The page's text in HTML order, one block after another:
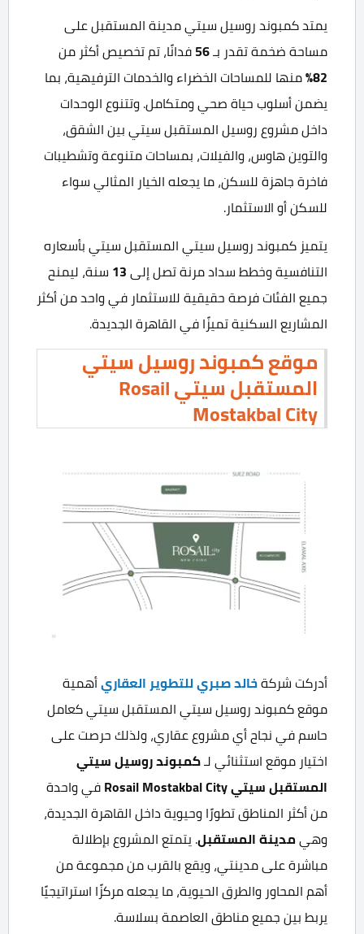
يمتد كمبوند روسيل سيتي مدينة المستقبل على
مساحة ضخمة تقدر بـ56فدانًا، تم تخصيص أكثر من
82% منها للمساحات الخضراء والخدمات الترفيهية، بما
يضمن أسلوب حياة صحي ومتكامل. وتتنوع الوحدات
داخل مشروع روسيل المستقبل سيتي بين الشقق،
والتوين هاوس، والفيلات، بمساحات متنوعة وتشطيبات
فاخرة جاهزة للسكن، ما يجعله الخيار المثالي سواء
للسكن أو الاستثمار.
يتميز كمبوند روسيل سيتي المستقبل سيتي بأسعاره
التنافسية وخطط سداد مرنة تصل إلى13 سنة، ليمنح
جميع الفئات فرصة حقيقية للاستثمار في واحد من أكثر
المشاريع السكنية تميزًا في القاهرة الجديدة.
موقع كمبوند روسيل سيتي
المستقبل سيتي Rosail
Mostakbal City
أدركت شركةخالد صبري للتطوير العقاريأهمية
موقع كمبوند روسيل سيتي المستقبل سيتي كعامل
حاسم في نجاح أي مشروع عقاري، ولذلك حرصت على
اختيار موقع استثنائي لـكمبوند روسيل سيتي
المستقبل سيتيRosail Mostakbal Cityفي واحدة
من أكثر المناطق تطورًا وحيوية داخل القاهرة الجديدة،
وهيمدينة المستقبل. يتمتع المشروع بإطلالة
مباشرة على مدينتي، ويقع بالقرب من مجموعة من
أهم المحاور والطرق الحيوية، ما يجعله مركزًا استراتيجيًا
يربط بين جميع مناطق العاصمة بسلاسة.